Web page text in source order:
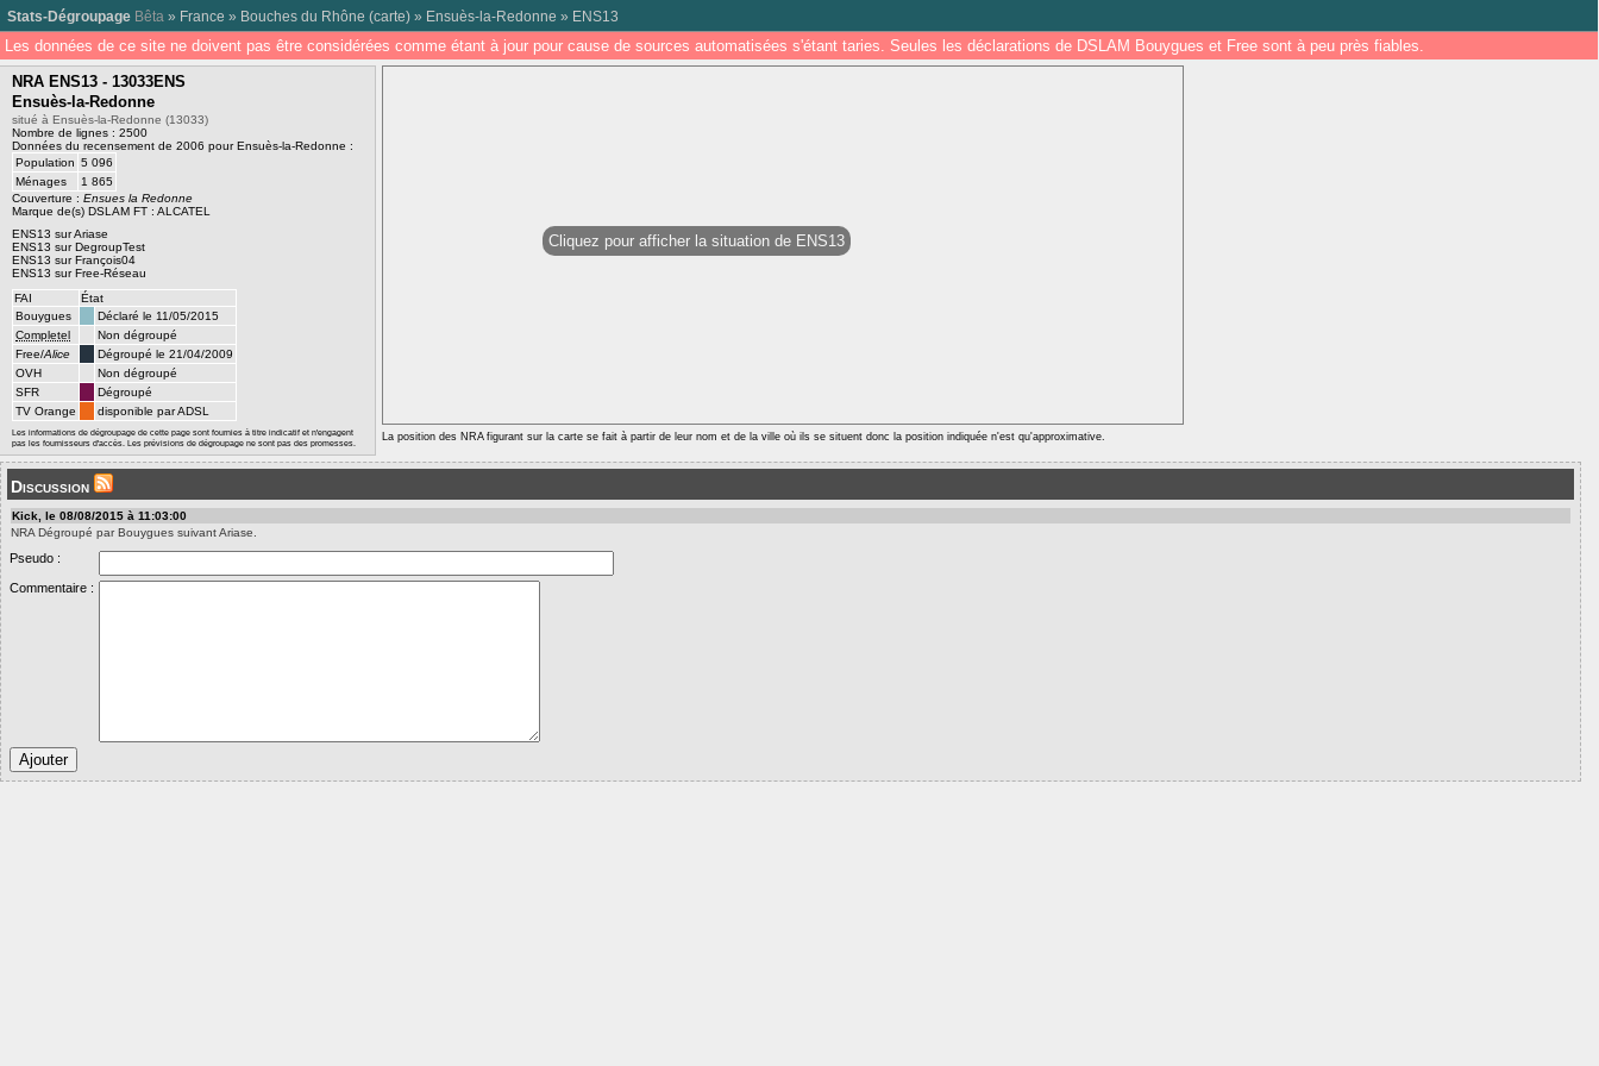
Stats-Dégroupage Bêta » France » Bouches du Rhône (carte) » Ensuès-la-Redonne » ENS13
Les données de ce site ne doivent pas être considérées comme étant à jour pour cause de sources automatisées s'étant taries. Seules les déclarations de DSLAM Bouygues et Free sont à peu près fiables.
NRA ENS13 - 13033ENS
Ensuès-la-Redonne
situé à Ensuès-la-Redonne (13033)
Nombre de lignes : 2500
Données du recensement de 2006 pour Ensuès-la-Redonne :
Population 5 096
Ménages
1 865
Couverture : Ensues la Redonne
Marque de(s) DSLAM FT : ALCATEL
ENS13 sur Ariase
ENS13 sur DegroupTest
ENS13 sur François04
ENS13 sur Free-Réseau
FAI
État
Bouygues
Déclaré le 11/05/2015
Completel
Non dégroupé
Free/Alice
Dégroupé le 21/04/2009
OVH
Non dégroupé
SFR
Dégroupé
TV Orange
disponible par ADSL
Les informations de dégroupage de cette page sont fournies à titre indicatif et n'engagent
pas les fournisseurs d'accès. Les prévisions de dégroupage ne sont pas des promesses.
Cliquez pour afficher la situation de ENS13
La position des NRA figurant sur la carte se fait à partir de leur nom et de la ville où ils se situent donc la position indiquée n'est qu'approximative.
Discussion
Kick, le 08/08/2015 à 11:03:00
NRA Dégroupé par Bouygues suivant Ariase.
Pseudo :
Commentaire :